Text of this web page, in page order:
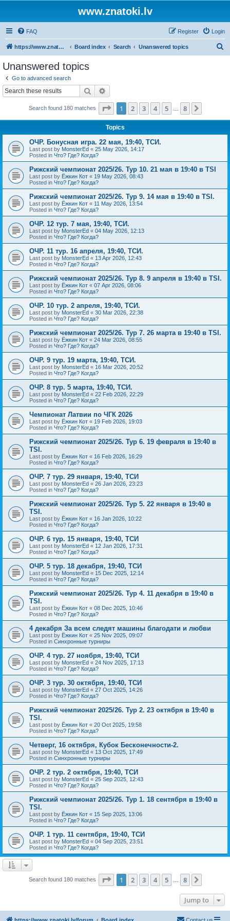
www.znatoki.lv
FAQ Login
Register
https://www.znatoki.lv/forum Board index Search Unanswered topics
Unanswered topics
Go to advanced search
Search
Search found 180 matches Page 1of 8
1 2 3 4 5 8
Topics
ОЧР. Бонусная игра. 22 мая, 19:40, ТСИ.
Last post by MonsterEd « 25 May 2026, 14:17
Posted in Что? Где? Когда?
Рижский чемпионат 2025/26. Тур 10. 21 мая в 19:40 в TSI
Last post by Ёжкин Кот « 19 May 2026, 08:43
Posted in Что? Где? Когда?
Рижский чемпионат 2025/26. Тур 9. 14 мая в 19:40 в TSI.
Last post by Ёжкин Кот « 11 May 2026, 13:54
Posted in Что? Где? Когда?
ОЧР. 12 тур. 7 мая, 19:40, ТСИ.
Last post by MonsterEd « 04 May 2026, 12:13
Posted in Что? Где? Когда?
ОЧР. 11 тур. 16 апреля, 19:40, ТСИ.
Last post by MonsterEd « 13 Apr 2026, 12:43
Posted in Что? Где? Когда?
Рижский чемпионат 2025/26. Тур 8. 9 апреля в 19:40 в TSI.
Last post by Ёжкин Кот « 07 Apr 2026, 08:06
Posted in Что? Где? Когда?
ОЧР. 10 тур. 2 апреля, 19:40, ТСИ.
Last post by MonsterEd « 30 Mar 2026, 22:38
Posted in Что? Где? Когда?
Рижский чемпионат 2025/26. Тур 7. 26 марта в 19:40 в TSI.
Last post by Ёжкин Кот « 24 Mar 2026, 08:55
Posted in Что? Где? Когда?
ОЧР. 9 тур. 19 марта, 19:40, ТСИ.
Last post by MonsterEd « 16 Mar 2026, 20:52
Posted in Что? Где? Когда?
ОЧР. 8 тур. 5 марта, 19:40, ТСИ.
Last post by MonsterEd « 22 Feb 2026, 22:29
Posted in Что? Где? Когда?
Чемпионат Латвии по ЧГК 2026
Last post by Ёжкин Кот « 19 Feb 2026, 19:03
Posted in Что? Где? Когда?
Рижский чемпионат 2025/26. Тур 6. 19 февраля в 19:40 в
TSI.
Last post by Ёжкин Кот « 16 Feb 2026, 16:29
Posted in Что? Где? Когда?
ОЧР. 7 тур. 29 января, 19:40, ТСИ
Last post by MonsterEd « 26 Jan 2026, 23:23
Posted in Что? Где? Когда?
Рижский чемпионат 2025/26. Тур 5. 22 января в 19:40 в
TSI.
Last post by Ёжкин Кот « 16 Jan 2026, 10:22
Posted in Что? Где? Когда?
ОЧР. 6 тур. 15 января, 19:40, ТСИ
Last post by MonsterEd « 12 Jan 2026, 17:31
Posted in Что? Где? Когда?
ОЧР. 5 тур. 18 декабря, 19:40, ТСИ
Last post by MonsterEd « 15 Dec 2025, 12:14
Posted in Что? Где? Когда?
Рижский чемпионат 2025/26. Тур 4. 11 декабря в 19:40 в
TSI.
Last post by Ёжкин Кот « 08 Dec 2025, 10:46
Posted in Что? Где? Когда?
4 декабря За всем следят машины благодати и любви
Last post by Ёжкин Кот « 25 Nov 2025, 09:07
Posted in Синхронные турниры
ОЧР. 4 тур. 27 ноября, 19:40, ТСИ
Last post by MonsterEd « 24 Nov 2025, 17:13
Posted in Что? Где? Когда?
ОЧР. 3 тур. 30 октября, 19:40, ТСИ
Last post by MonsterEd « 27 Oct 2025, 14:26
Posted in Что? Где? Когда?
Рижский чемпионат 2025/26. Тур 2. 23 октября в 19:40 в
TSI.
Last post by Ёжкин Кот « 20 Oct 2025, 19:58
Posted in Что? Где? Когда?
Четверг, 16 октября, Кубок Бесконечности-2.
Last post by MonsterEd « 13 Oct 2025, 17:49
Posted in Синхронные турниры
ОЧР. 2 тур. 2 октября, 19:40, ТСИ
Last post by MonsterEd « 25 Sep 2025, 12:43
Posted in Что? Где? Когда?
Рижский чемпионат 2025/26. Тур 1. 18 сентября в 19:40 в
TSI.
Last post by Ёжкин Кот « 15 Sep 2025, 13:06
Posted in Что? Где? Когда?
ОЧР. 1 тур. 11 сентября, 19:40, ТСИ
Last post by MonsterEd « 04 Sep 2025, 23:51
Posted in Что? Где? Когда?
Search found 180 matches Page 1of 8
1 2 3 4 5 8
Jump to
https://www.znatoki.lv/forum Board index Contact us